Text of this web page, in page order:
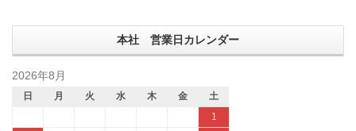
本社 営業日カレンダー
2026年8月
日 月 火 水 木 金
土
1